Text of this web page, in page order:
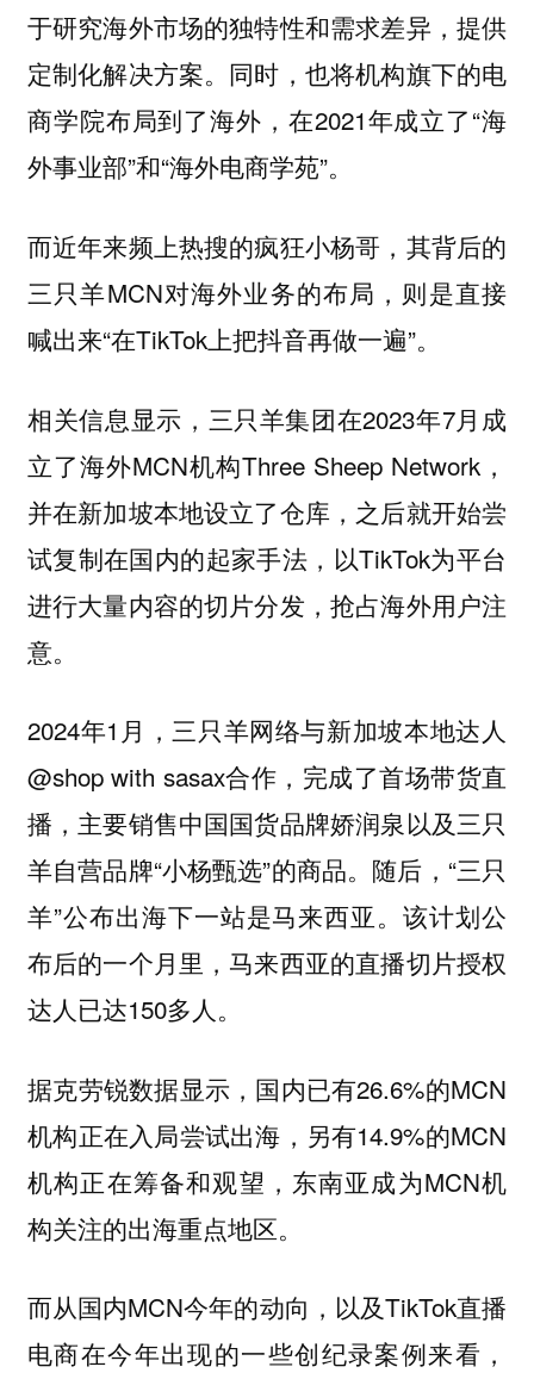
于研究海外市场的独特性和需求差异，提供
定制化解决方案。同时，也将机构旗下的电
商学院布局到了海外，在2021年成立了“海
外事业部”和“海外电商学苑”。
而近年来频上热搜的疯狂小杨哥，其背后的
三只羊MCN对海外业务的布局，则是直接
喊出来“在TikTok上把抖音再做一遍”。
相关信息显示，三只羊集团在2023年7月成
立了海外MCN机构Three Sheep Network，
并在新加坡本地设立了仓库，之后就开始尝
试复制在国内的起家手法，以TikTok为平台
进行大量内容的切片分发，抢占海外用户注
意。
2024年1月，三只羊网络与新加坡本地达人
@shop with sasax合作，完成了首场带货直
播，主要销售中国国货品牌娇润泉以及三只
羊自营品牌“小杨甄选”的商品。随后，“三只
羊”公布出海下一站是马来西亚。该计划公
布后的一个月里，马来西亚的直播切片授权
达人已达150多人。
据克劳锐数据显示，国内已有26.6%的MCN
机构正在入局尝试出海，另有14.9%的MCN
机构正在筹备和观望，东南亚成为MCN机
构关注的出海重点地区。
而从国内MCN今年的动向，以及TikTok直播
电商在今年出现的一些创纪录案例来看，